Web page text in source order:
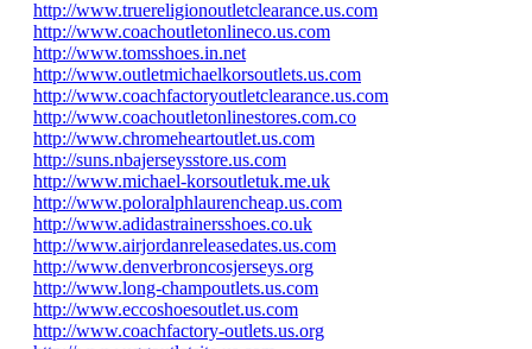
http://www.truereligionoutletclearance.us.com
http://www.coachoutletonlineco.us.com
http://www.tomsshoes.in.net
http://www.outletmichaelkorsoutlets.us.com
http://www.coachfactoryoutletclearance.us.com
http://www.coachoutletonlinestores.com.co
http://www.chromeheartoutlet.us.com
http://suns.nbajerseysstore.us.com
http://www.michael-korsoutletuk.me.uk
http://www.poloralphlaurencheap.us.com
http://www.adidastrainersshoes.co.uk
http://www.airjordanreleasedates.us.com
http://www.denverbroncosjerseys.org
http://www.long-champoutlets.us.com
http://www.eccoshoesoutlet.us.com
http://www.coachfactory-outlets.us.org